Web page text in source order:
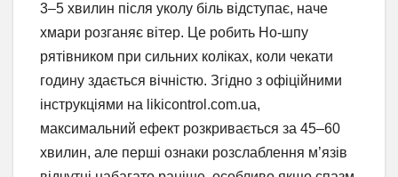
3–5 хвилин після уколу біль відступає, наче
хмари розганяє вітер. Це робить Но-шпу
рятівником при сильних коліках, коли чекати
годину здається вічністю. Згідно з офіційними
інструкціями на likicontrol.com.ua,
максимальний ефект розкривається за 45–60
хвилин, але перші ознаки розслаблення м’язів